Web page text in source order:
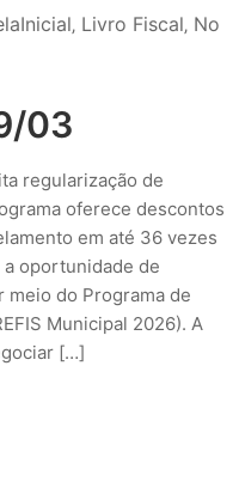
‚ Livro Fiscal‚ No
03
regularização de
oferece descontos
em até 36 vezes
oportunidade de
do Programa de
Municipal 2026). A
[…]